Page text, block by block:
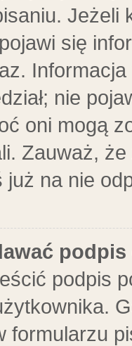
Jeżeli
się
nie
oni mogą
Zauważ,
już na nie
podpis
formularzu